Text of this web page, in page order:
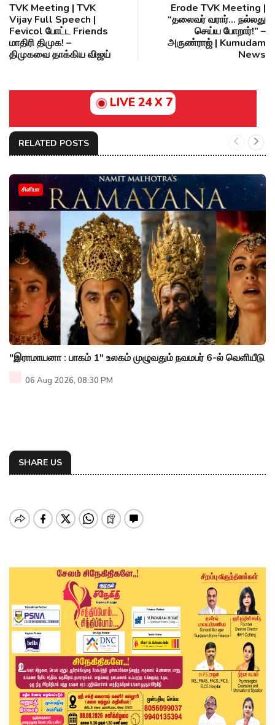
TVK Meeting | TVK
Vijay Full Speech |
Fevicol போட்ட Friends
மாதிரி திமுக! –
திமுகவை தாக்கிய விஜய்
Erode TVK Meeting |
“தலைவர் வரார்… நல்லது
செய்ய போறார்!” –
அருண்ராஜ் | Kumudam
News
LIVE 24 X 7
RELATED POSTS
சினிமா
"இராமாயனா : பாகம் 1" உலகம் முழுவதும் நவமபர் 6-ல் வெளியீடு
06 Aug 2026, 08:30 PM
SHARE US